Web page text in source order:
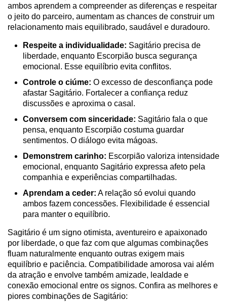
ambos aprendem a compreender as diferenças e respeitar
o jeito do parceiro, aumentam as chances de construir um
relacionamento mais equilibrado, saudável e duradouro.
Respeite a individualidade: Sagitário precisa de
liberdade, enquanto Escorpião busca segurança
emocional. Esse equilíbrio evita conflitos.
Controle o ciúme: O excesso de desconfiança pode
afastar Sagitário. Fortalecer a confiança reduz
discussões e aproxima o casal.
Conversem com sinceridade: Sagitário fala o que
pensa, enquanto Escorpião costuma guardar
sentimentos. O diálogo evita mágoas.
Demonstrem carinho: Escorpião valoriza intensidade
emocional, enquanto Sagitário expressa afeto pela
companhia e experiências compartilhadas.
Aprendam a ceder: A relação só evolui quando
ambos fazem concessões. Flexibilidade é essencial
para manter o equilíbrio.
Sagitário é um signo otimista, aventureiro e apaixonado
por liberdade, o que faz com que algumas combinações
fluam naturalmente enquanto outras exigem mais
equilíbrio e paciência. Compatibilidade amorosa vai além
da atração e envolve também amizade, lealdade e
conexão emocional entre os signos. Confira as melhores e
piores combinações de Sagitário: